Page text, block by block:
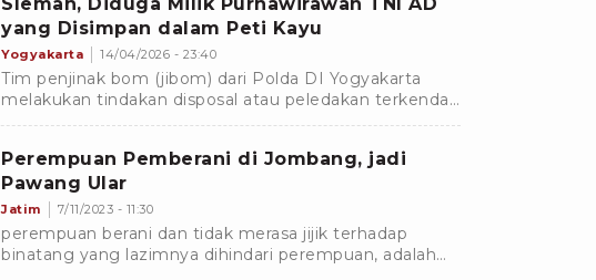
yang Disimpan dalam Peti Kayu
Yogyakarta 14/04/2026 - 23:40
Tim penjinak bom (jibom) dari Polda DI Yogyakarta
melakukan tindakan disposal atau peledakan terkendali
terhadap sebuah granat yang ditemukan di Kabupaten
Perempuan Pemberani di Jombang, jadi
Pawang Ular
Jatim 7/11/2023 - 11:30
perempuan berani dan tidak merasa jijik terhadap
binatang yang lazimnya dihindari perempuan, adalah